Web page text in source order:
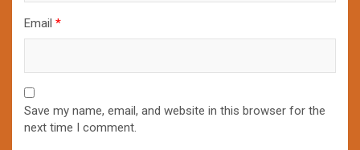
Email *
Save my name, email, and website in this browser for the
next time I comment.